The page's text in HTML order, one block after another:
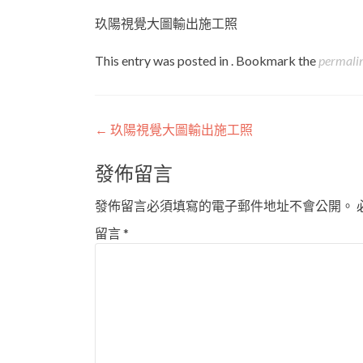
玖陽視覺大圖輸出施工照
This entry was posted in . Bookmark the
Post
navigation
← 玖陽視覺大圖輸出施工照
發佈留言
發佈留言必須填寫的電子郵件地址不會公開。
留言*